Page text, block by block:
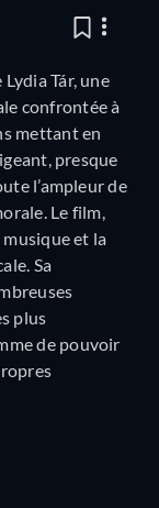
Tár, une
confrontée à
mettant en
presque
l’ampleur de
Le film,
et la
Sa
plus
de pouvoir